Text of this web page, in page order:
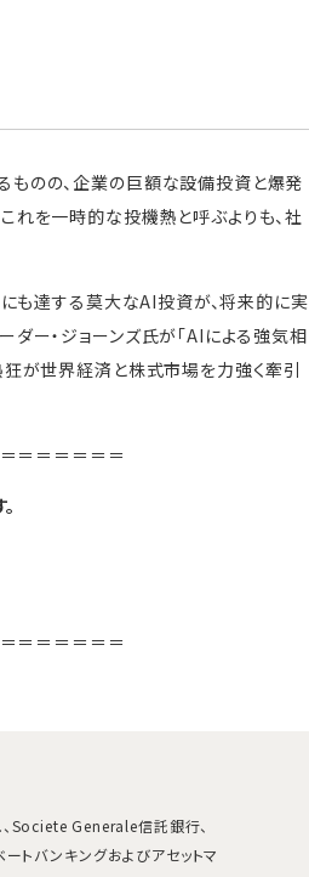
ものの、企業の巨額な設備投資と爆発
れを一時的な投機熱と呼ぶよりも、社
も達する莫大なAI投資が、将来的に実
ダー・ジョーンズ氏が「AIによる強気相
が世界経済と株式市場を力強く牽引
＝＝＝＝＝＝
＝＝＝＝＝＝
Societe Generale信託銀行、
バンキングおよびアセットマ